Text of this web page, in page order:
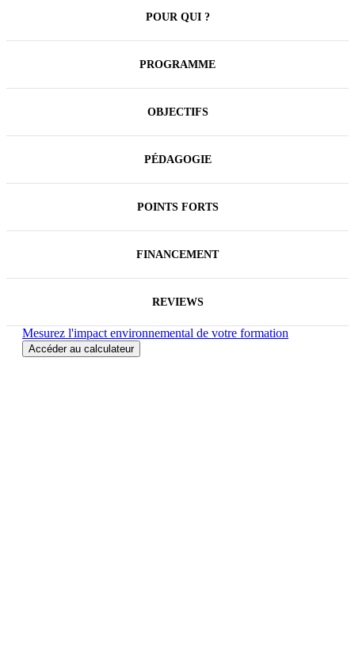
vos cibles mais aussi des capacités de votre
aspects fondamentaux sont abordés en préambule de
la dimension opérationnelle : quelles sont les
spécificités de chacun des médias sociaux et les
facteurs clés de succès pour les animer au
de publications, création de contenus avec les
DiGiTT.
POUR QUI ?
PROGRAMME
OBJECTIFS
PÉDAGOGIE
POINTS FORTS
FINANCEMENT
REVIEWS
Mesurez l'impact environnemental de votre formation
Accéder au calculateur